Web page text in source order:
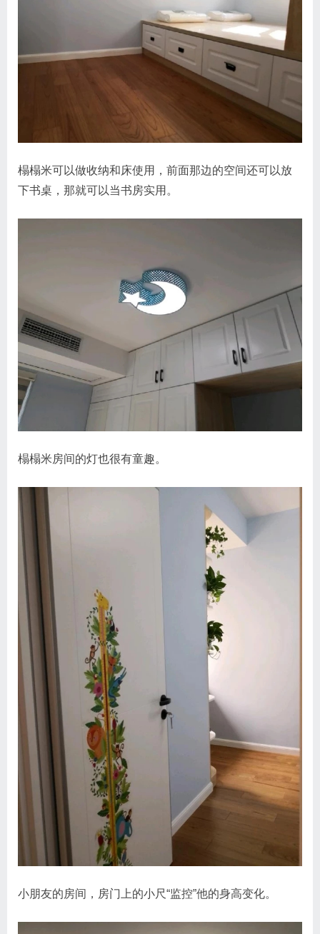
榻榻米可以做收纳和床使用，前面那边的空间还可以放
下书桌，那就可以当书房实用。
榻榻米房间的灯也很有童趣。
小朋友的房间，房门上的小尺“监控”他的身高变化。